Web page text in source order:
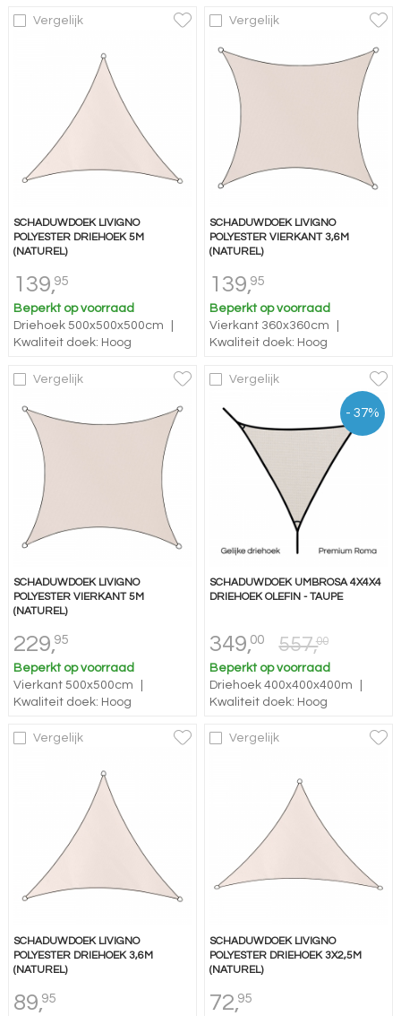
Vergelijk
SCHADUWDOEK LIVIGNO
POLYESTER DRIEHOEK 5M
(NATUREL)
139,95
Beperkt op voorraad
Driehoek 500x500x500cm
Kwaliteit doek: Hoog
Vergelijk
SCHADUWDOEK LIVIGNO
POLYESTER VIERKANT 3,6M
(NATUREL)
139,95
Beperkt op voorraad
Vierkant 360x360cm
Kwaliteit doek: Hoog
Vergelijk
SCHADUWDOEK LIVIGNO
POLYESTER VIERKANT 5M
(NATUREL)
229,95
Beperkt op voorraad
Vierkant 500x500cm
Kwaliteit doek: Hoog
Vergelijk
- 37%
SCHADUWDOEK UMBROSA 4X4X4
DRIEHOEK OLEFIN - TAUPE
349,00 557,00
Beperkt op voorraad
Driehoek 400x400x400m
Kwaliteit doek: Hoog
Vergelijk
SCHADUWDOEK LIVIGNO
POLYESTER DRIEHOEK 3,6M
(NATUREL)
89,95
Vergelijk
SCHADUWDOEK LIVIGNO
POLYESTER DRIEHOEK 3X2,5M
(NATUREL)
72,95